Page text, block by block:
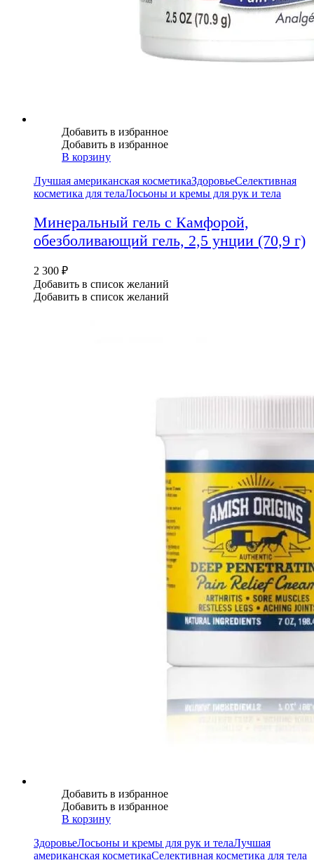
Добавить в избранное
Добавить в избранное
В корзину
Лучшая американская косметикаЗдоровьеСелективная
косметика для телаЛосьоны и кремы для рук и тела
Минеральный гель с Камфорой,
обезболивающий гель, 2,5 унции (70,9 г)
2 300 ₽
Добавить в список желаний
Добавить в список желаний
Добавить в избранное
Добавить в избранное
В корзину
ЗдоровьеЛосьоны и кремы для рук и телаЛучшая
американская косметикаСелективная косметика для тела